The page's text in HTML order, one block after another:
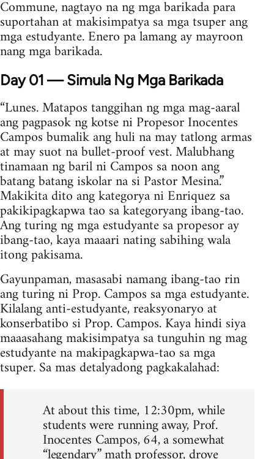
Commune, nagtayo na ng mga barikada para
suportahan at makisimpatya sa mga tsuper ang
mga estudyante. Enero pa lamang ay mayroon
nang mga barikada.
Day 01 — Simula Ng Mga Barikada
“Lunes. Matapos tanggihan ng mga mag-aaral
ang pagpasok ng kotse ni Propesor Inocentes
Campos bumalik ang huli na may tatlong armas
at may suot na bullet-proof vest. Malubhang
tinamaan ng baril ni Campos sa noon ang
batang batang iskolar na si Pastor Mesina.”
Makikita dito ang kategorya ni Enriquez sa
pakikipagkapwa tao sa kategoryang ibang-tao.
Ang turing ng mga estudyante sa propesor ay
ibang-tao, kaya maaari nating sabihing wala
itong pakisama.
Gayunpaman, masasabi namang ibang-tao rin
ang turing ni Prop. Campos sa mga estudyante.
Kilalang anti-estudyante, reaksyonaryo at
konserbatibo si Prop. Campos. Kaya hindi siya
maaasahang makisimpatya sa tunguhin ng mag
estudyante na makipagkapwa-tao sa mga
tsuper. Sa mas detalyadong pagkakalahad:
At about this time, 12:30pm, while
students were running away, Prof.
Inocentes Campos, 64, a somewhat